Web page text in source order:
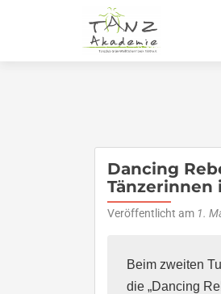
Dancing
Tänzerinnen
Veröffentlicht am 1.
Beim zweiten
die „Dancing